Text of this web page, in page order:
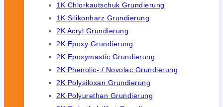
1K Chlorkautschuk Grundierung
1K Silikonharz Grundierung
2K Acryl Grundierung
2K Epoxy Grundierung
2K Epoxymastic Grundierung
2K Phenolic- / Novolac Grundierung
2K Polysiloxan Grundierung
2K Polyurethan Grundierung